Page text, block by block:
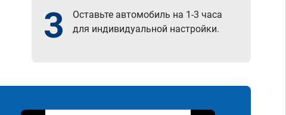
3
Оставьте автомобиль на 1-3 часа
для индивидуальной настройки.